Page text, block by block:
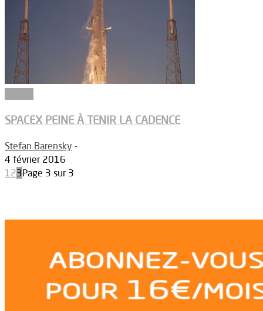
SPACEX PEINE À TENIR LA CADENCE
Stefan Barensky -
4 février 2016
123Page 3 sur 3